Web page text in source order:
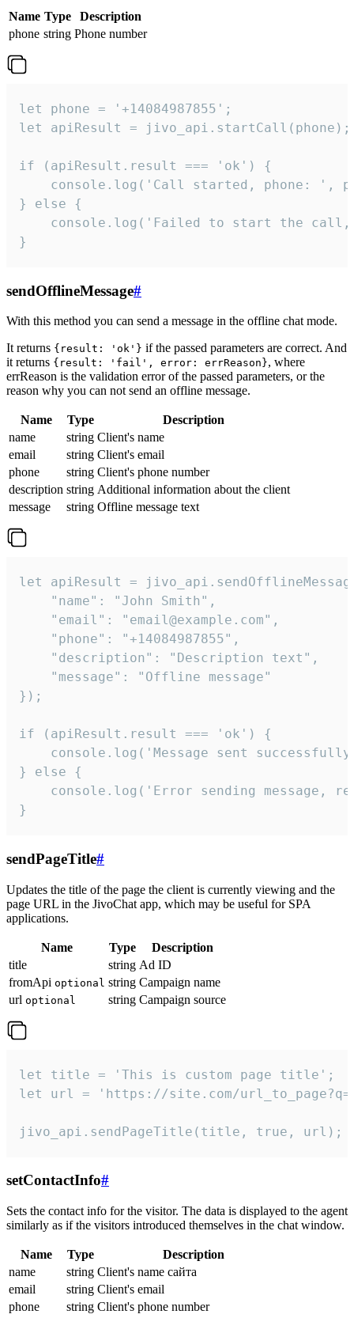
Name Type
Description
phone string Phone number
let phone = '+14084987855';
let apiResult = jivo_api.startCall(phone);
if (apiResult.result === 'ok') {
console.log('Call started, phone: ',
} else {
console.log('Failed to start the
}
sendOfflineMessage#
With this method you can send a message in the offline chat mode.
It returns {result: 'ok'} if the passed parameters are correct. And
it returns {result: 'fail', error: errReason}, where
errReason is the validation error of the passed parameters, or the
reason why you can not send an offline message.
Name Type
Description
name
string Client's name
email
string Client's email
phone
string Client's phone number
description string Additional information about the client
message
string Offline message text
let apiResult =
    "name": "John Smith",
    "email": "email@example.com",
    "phone": "+14084987855",
    "description": "Description text",
    "message": "Offline message"
});
if (apiResult.result === 'ok') {
console.log('Message sent
} else {
console.log('Error sending message,
}
sendPageTitle#
Updates the title of the page the client is currently viewing and the
page URL in the JivoChat app, which may be useful for SPA
applications.
Name Type
Description
title
string Ad ID
fromApi optional string Campaign name
url optional string Campaign source
let title = 'This is custom page title';
let url = 'https://site.com/
jivo_api.sendPageTitle(title, true, url);
setContactInfo#
Sets the contact info for the visitor. The data is displayed to the agent
similarly as if the visitors introduced themselves in the chat window.
Name Type
Description
name
string Client's name сайта
email
string Client's email
phone
string Client's phone number